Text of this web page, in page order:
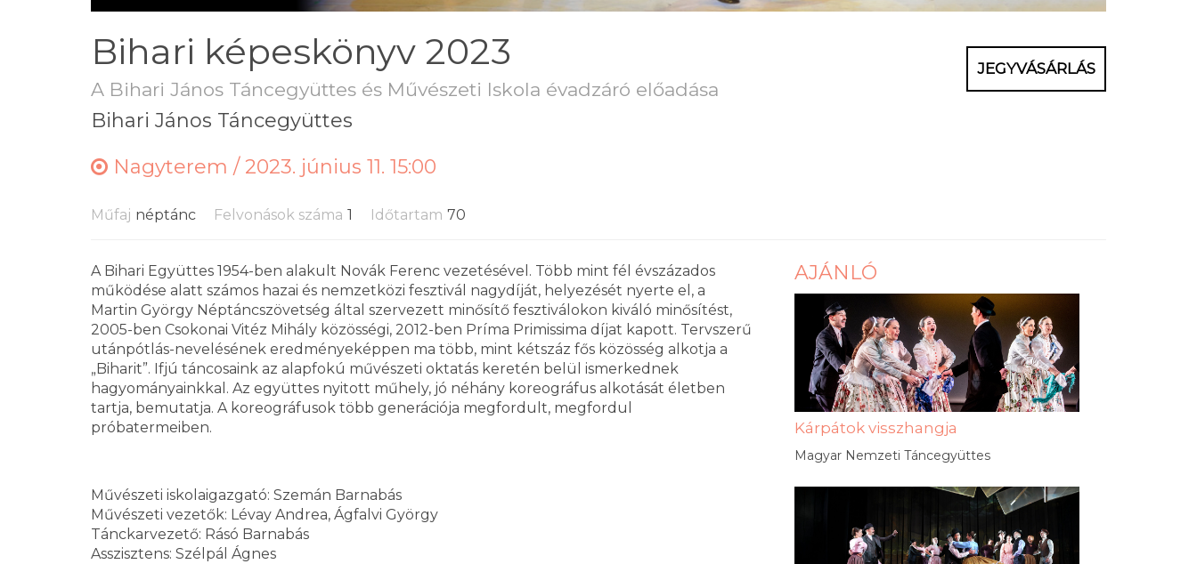
Bihari képeskönyv 2023
A Bihari János Táncegyüttes és Művészeti Iskola évadzáró előadása
Bihari János Táncegyüttes
JEGYVÁSÁRLÁS
Nagyterem / 2023. június 11. 15:00
Műfaj néptánc Felvonások száma 1 Időtartam 70
A Bihari Együttes 1954-ben alakult Novák Ferenc vezetésével. Több mint fél évszázados
működése alatt számos hazai és nemzetközi fesztivál nagydíját, helyezését nyerte el, a
Martin György Néptáncszövetség által szervezett minősítő fesztiválokon kiváló minősítést,
2005-ben Csokonai Vitéz Mihály közösségi, 2012-ben Príma Primissima díjat kapott. Tervszerű
utánpótlás-nevelésének eredményeképpen ma több, mint kétszáz fős közösség alkotja a
„Biharit”. Ifjú táncosaink az alapfokú művészeti oktatás keretén belül ismerkednek
hagyományainkkal. Az együttes nyitott műhely, jó néhány koreográfus alkotását életben
tartja, bemutatja. A koreográfusok több generációja megfordult, megfordul
próbatermeiben.
Művészeti iskolaigazgató: Szemán Barnabás
Művészeti vezetők: Lévay Andrea, Ágfalvi György
Tánckarvezető: Rásó Barnabás
Asszisztens: Szélpál Ágnes
AJÁNLÓ
Kárpátok visszhangja
Magyar Nemzeti Táncegyüttes